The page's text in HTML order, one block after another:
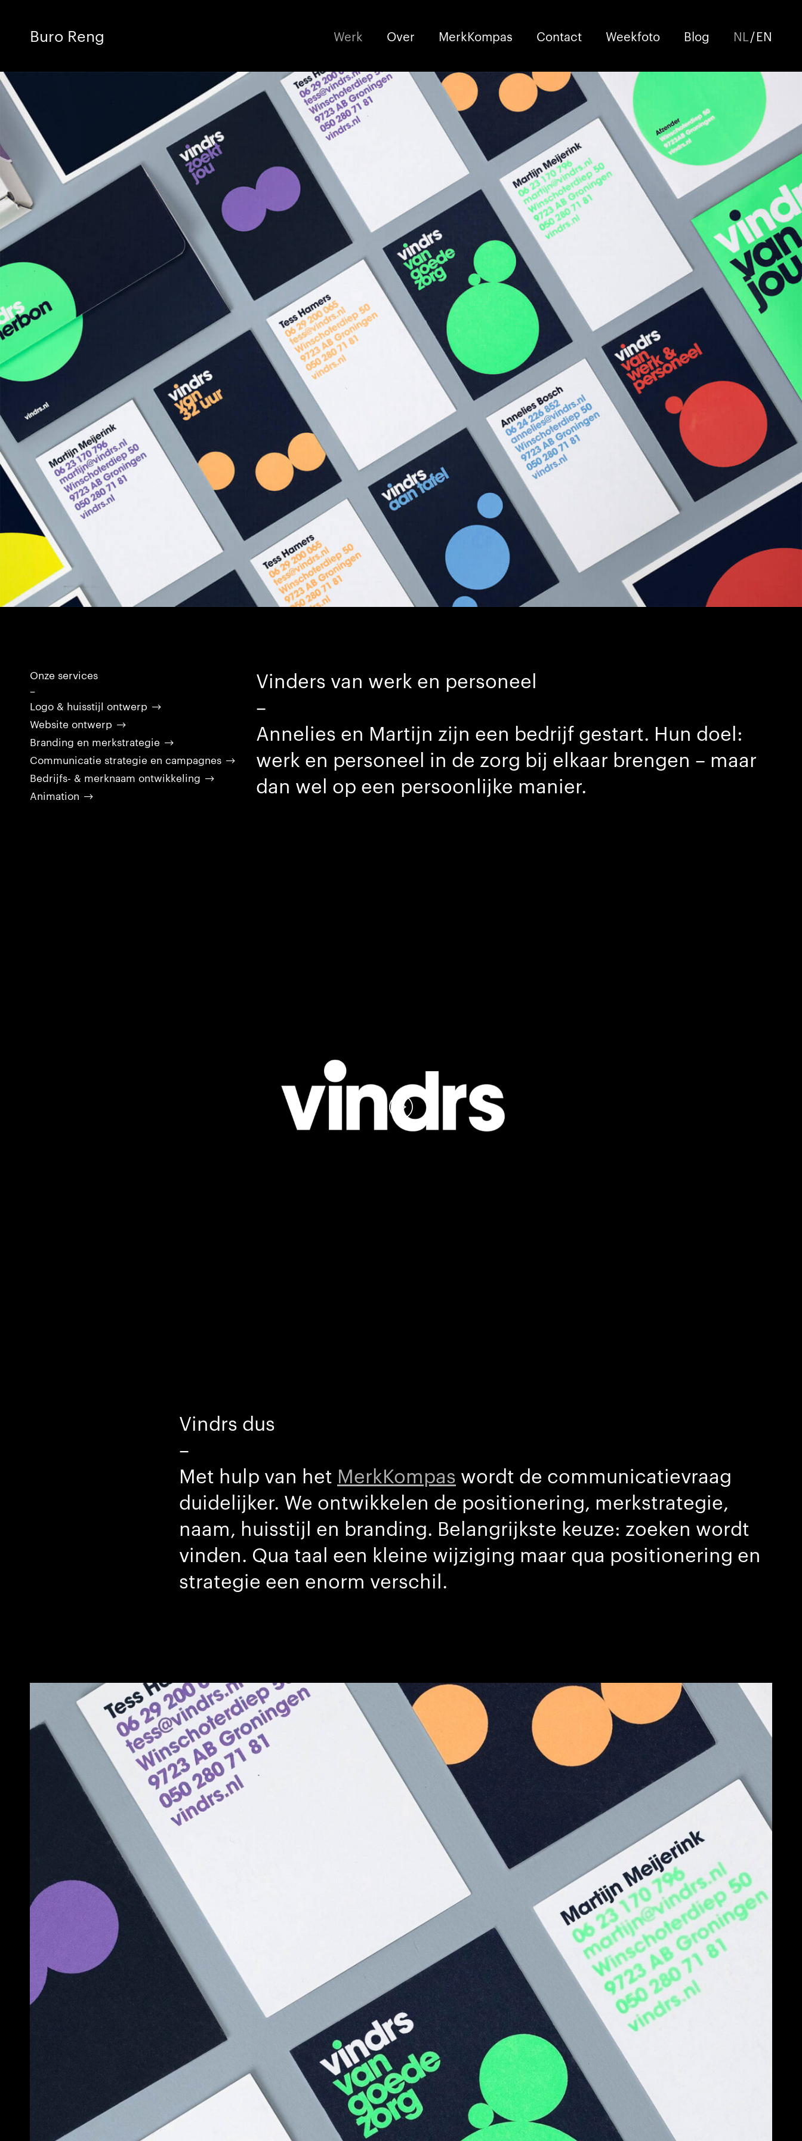
Buro Reng Werk Over MerkKompas Contact Weekfoto Blog NL/EN
Onze services
–
Logo & huisstijl ontwerp
Website ontwerp
Branding en merkstrategie
Communicatie strategie en campagnes
Bedrijfs- & merknaam ontwikkeling
Animation
Vinders van werk en personeel
–
Annelies en Martijn zijn een bedrijf gestart. Hun doel:
werk en personeel in de zorg bij elkaar brengen – maar
dan wel op een persoonlijke manier.
Vindrs dus
–
Met hulp van het MerkKompas wordt de communicatievraag
duidelijker. We ontwikkelen de positionering, merkstrategie,
naam, huisstijl en branding. Belangrijkste keuze: zoeken wordt
vinden. Qua taal een kleine wijziging maar qua positionering en
strategie een enorm verschil.